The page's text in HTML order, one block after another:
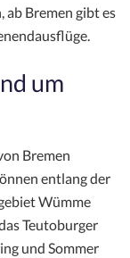
ab Bremen gibt es
um
Bremen
entlang der
Wümme
Teutoburger
und Sommer